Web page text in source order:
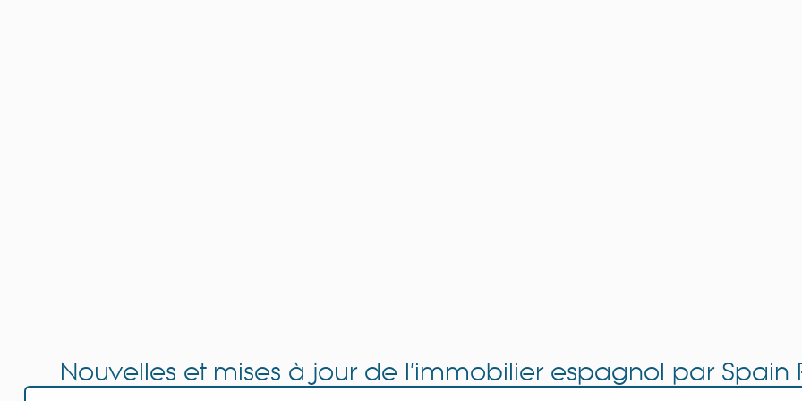
Nouvelles et mises à jour de l'immobilier espagnol par Spain
Navigating Property Purchase Tax in
Spain Property Portal for Professional